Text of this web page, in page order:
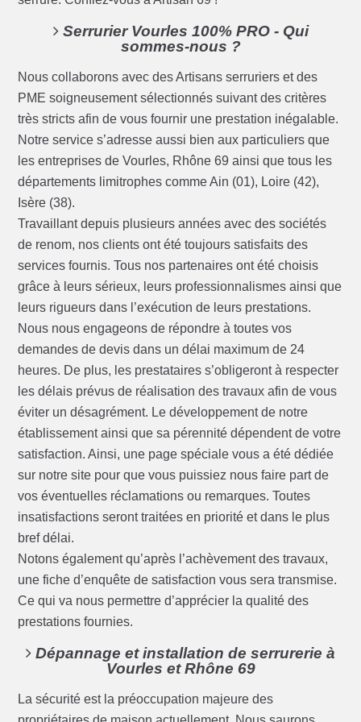
Serrurier Vourles 100% PRO - Qui
sommes-nous ?
Nous collaborons avec des Artisans serruriers et des
PME soigneusement sélectionnés suivant des critères
très stricts afin de vous fournir une prestation inégalable.
Notre service s’adresse aussi bien aux particuliers que
les entreprises de Vourles, Rhône 69 ainsi que tous les
départements limitrophes comme Ain (01), Loire (42),
Isère (38).
Travaillant depuis plusieurs années avec des sociétés
de renom, nos clients ont été toujours satisfaits des
services fournis. Tous nos partenaires ont été choisis
grâce à leurs sérieux, leurs professionnalismes ainsi que
leurs rigueurs dans l’exécution de leurs prestations.
Nous nous engageons de répondre à toutes vos
demandes de devis dans un délai maximum de 24
heures. De plus, les prestataires s’obligeront à respecter
les délais prévus de réalisation des travaux afin de vous
éviter un désagrément. Le développement de notre
établissement ainsi que sa pérennité dépendent de votre
satisfaction. Ainsi, une page spéciale vous a été dédiée
sur notre site pour que vous puissiez nous faire part de
vos éventuelles réclamations ou remarques. Toutes
insatisfactions seront traitées en priorité et dans le plus
bref délai.
Notons également qu’après l’achèvement des travaux,
une fiche d’enquête de satisfaction vous sera transmise.
Ce qui va nous permettre d’apprécier la qualité des
prestations fournies.
Dépannage et installation de serrurerie à
Vourles et Rhône 69
La sécurité est la préoccupation majeure des